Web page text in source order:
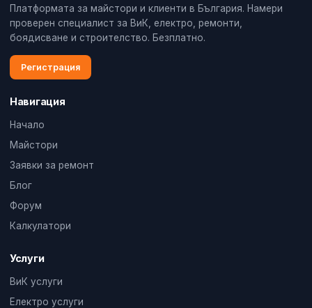
Платформата за майстори и клиенти в България. Намери
проверен специалист за ВиК, електро, ремонти,
боядисване и строителство. Безплатно.
Регистрация
Навигация
Начало
Майстори
Заявки за ремонт
Блог
Форум
Калкулатори
Услуги
ВиК услуги
Електро услуги